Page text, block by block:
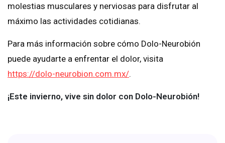
molestias musculares y nerviosas para disfrutar al
máximo las actividades cotidianas.
Para más información sobre cómo Dolo-Neurobión
puede ayudarte a enfrentar el dolor, visita
https://dolo-neurobion.com.mx/.
¡Este invierno, vive sin dolor con Dolo-Neurobión!